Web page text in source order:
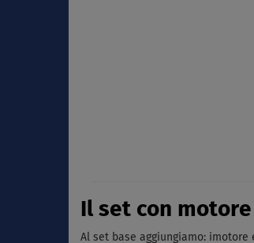
Il set con
Al set base aggiungiamo: imotore